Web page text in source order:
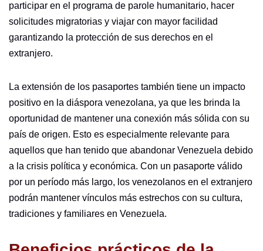
participar en el programa de parole humanitario, hacer
solicitudes migratorias y viajar con mayor facilidad
garantizando la protección de sus derechos en el
extranjero.
La extensión de los pasaportes también tiene un impacto
positivo en la diáspora venezolana, ya que les brinda la
oportunidad de mantener una conexión más sólida con su
país de origen. Esto es especialmente relevante para
aquellos que han tenido que abandonar Venezuela debido
a la crisis política y económica. Con un pasaporte válido
por un período más largo, los venezolanos en el extranjero
podrán mantener vínculos más estrechos con su cultura,
tradiciones y familiares en Venezuela.